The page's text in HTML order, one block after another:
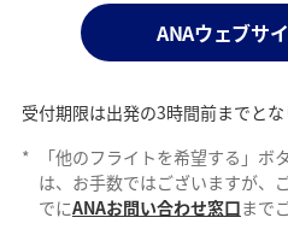
ANAウェブサ
受付期限は出発の3時間前までとな
*
「他のフライトを希望する」
は、お手数ではございますが、
でにANAお問い合わせ窓口まで